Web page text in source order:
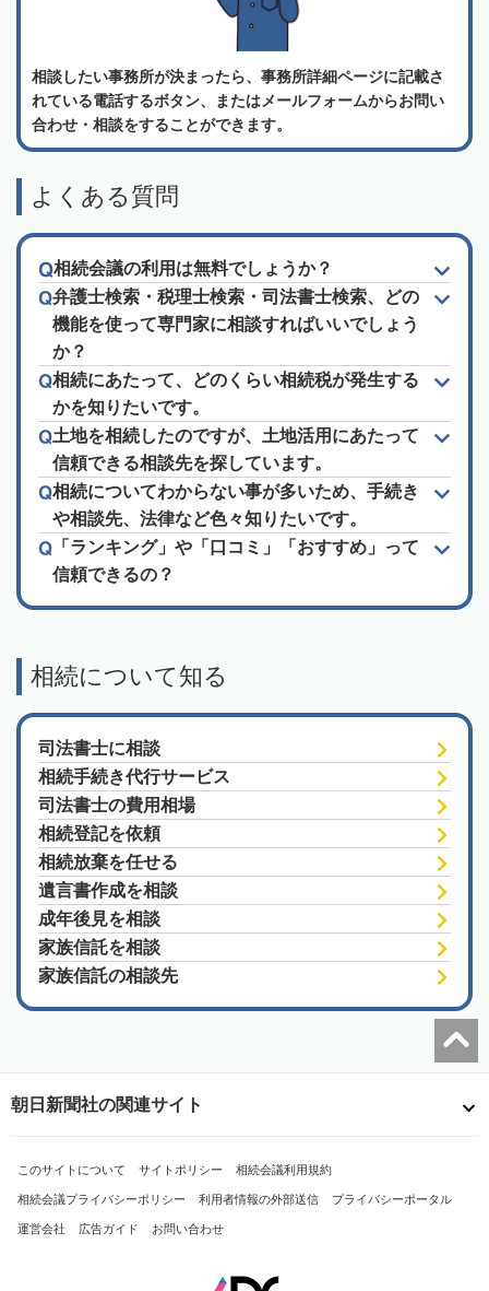
相談したい事務所が決まったら、事務所詳細ページに記載さ
れている電話するボタン、またはメールフォームからお問い
合わせ・相談をすることができます。
よくある質問
相続会議の利用は無料でしょうか？
弁護士検索・税理士検索・司法書士検索、どの
機能を使って専門家に相談すればいいでしょう
か？
相続にあたって、どのくらい相続税が発生する
かを知りたいです。
土地を相続したのですが、土地活用にあたって
信頼できる相談先を探しています。
相続についてわからない事が多いため、手続き
や相談先、法律など色々知りたいです。
「ランキング」や「口コミ」「おすすめ」って
信頼できるの？
相続について知る
司法書士に相談
相続手続き代行サービス
司法書士の費用相場
相続登記を依頼
相続放棄を任せる
遺言書作成を相談
成年後見を相談
家族信託を相談
家族信託の相談先
朝日新聞社の関連サイト
このサイトについて サイトポリシー 相続会議利用規約
相続会議プライバシーポリシー 利用者情報の外部送信 プライバシーポータル
運営会社 広告ガイド お問い合わせ